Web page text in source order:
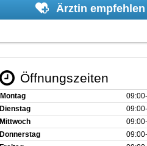
Ärztin empfehlen
Öffnungszeiten
Montag
Dienstag
Mittwoch
Donnerstag